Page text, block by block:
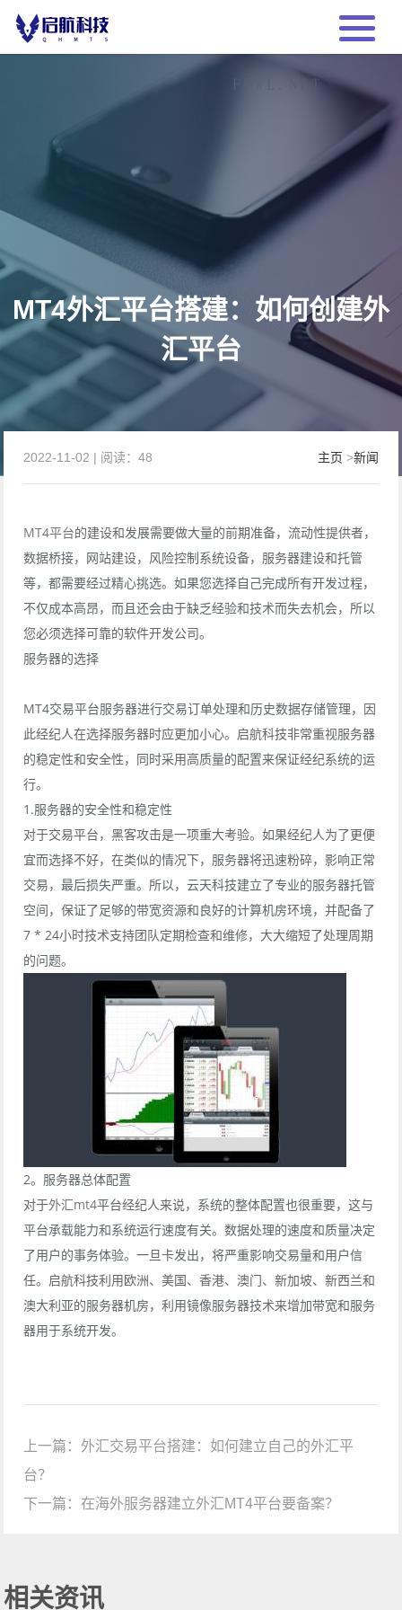
MT4外汇平台搭建：如何创建外
汇平台
主页 >新闻
2022-11-02 | 阅读：48
MT4平台的建设和发展需要做大量的前期准备，流动性提供者，
数据桥接，网站建设，风险控制系统设备，服务器建设和托管
等，都需要经过精心挑选。如果您选择自己完成所有开发过程，
不仅成本高昂，而且还会由于缺乏经验和技术而失去机会，所以
您必须选择可靠的软件开发公司。
服务器的选择
MT4交易平台服务器进行交易订单处理和历史数据存储管理，因
此经纪人在选择服务器时应更加小心。启航科技非常重视服务器
的稳定性和安全性，同时采用高质量的配置来保证经纪系统的运
行。
1.服务器的安全性和稳定性
对于交易平台，黑客攻击是一项重大考验。如果经纪人为了更便
宜而选择不好，在类似的情况下，服务器将迅速粉碎，影响正常
交易，最后损失严重。所以，云天科技建立了专业的服务器托管
空间，保证了足够的带宽资源和良好的计算机房环境，并配备了
7 * 24小时技术支持团队定期检查和维修，大大缩短了处理周期
的问题。
2。服务器总体配置
对于外汇mt4平台经纪人来说，系统的整体配置也很重要，这与
平台承载能力和系统运行速度有关。数据处理的速度和质量决定
了用户的事务体验。一旦卡发出，将严重影响交易量和用户信
任。启航科技利用欧洲、美国、香港、澳门、新加坡、新西兰和
澳大利亚的服务器机房，利用镜像服务器技术来增加带宽和服务
器用于系统开发。
上一篇： 外汇交易平台搭建：如何建立自己的外汇平
台？
下一篇：在海外服务器建立外汇MT4平台要备案？
相关资讯